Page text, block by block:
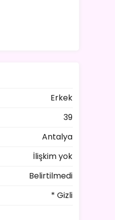
Erkek
39
Antalya
İlişkim yok
Belirtilmedi
* Gizli